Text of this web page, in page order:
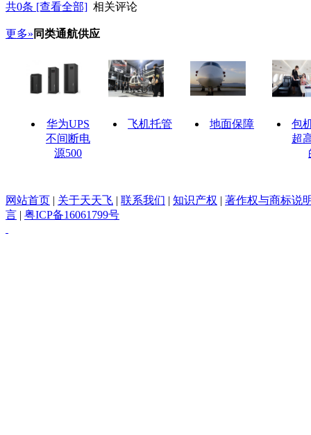
共0条 [查看全部] 相关评论
更多» 同类通航供应
华为UPS
不间断电
源500
飞机托管 地面保障
包
超
网站首页 | 关于天天飞 | 联系我们 | 知识产权 | 著作权与商标说
言 | 粤ICP备16061799号